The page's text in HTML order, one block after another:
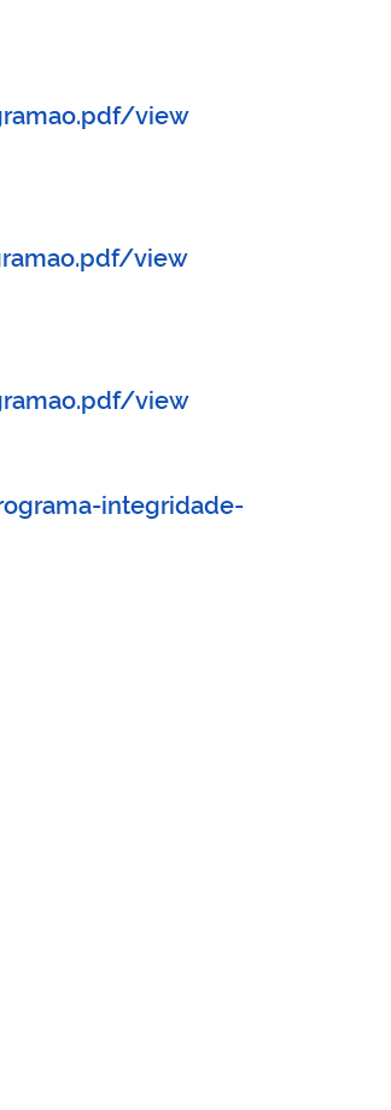
view
view
view
integridade-